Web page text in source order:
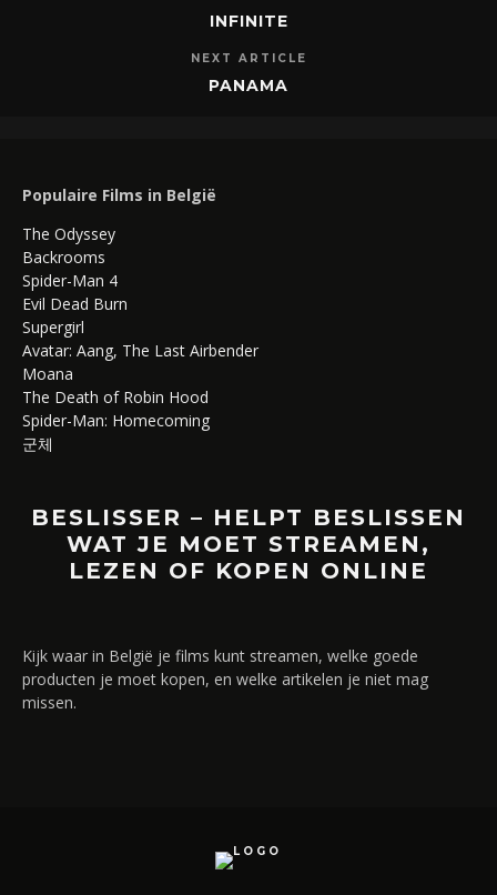
INFINITE
NEXT ARTICLE
PANAMA
Populaire Films in België
The Odyssey
Backrooms
Spider-Man 4
Evil Dead Burn
Supergirl
Avatar: Aang, The Last Airbender
Moana
The Death of Robin Hood
Spider-Man: Homecoming
군체
BESLISSER – HELPT BESLISSEN
WAT JE MOET STREAMEN,
LEZEN OF KOPEN ONLINE
Kijk waar in België je films kunt streamen, welke goede
producten je moet kopen, en welke artikelen je niet mag
missen.